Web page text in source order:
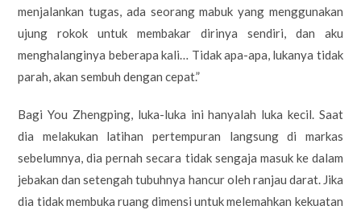
menjalankan tugas, ada seorang mabuk yang menggunakan
ujung rokok untuk membakar dirinya sendiri, dan aku
menghalanginya beberapa kali… Tidak apa-apa, lukanya tidak
parah, akan sembuh dengan cepat.”
Bagi You Zhengping, luka-luka ini hanyalah luka kecil. Saat
dia melakukan latihan pertempuran langsung di markas
sebelumnya, dia pernah secara tidak sengaja masuk ke dalam
jebakan dan setengah tubuhnya hancur oleh ranjau darat. Jika
dia tidak membuka ruang dimensi untuk melemahkan kekuatan